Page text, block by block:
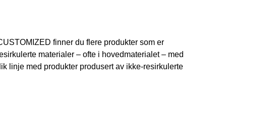
finner du flere produkter som er
materialer – ofte i hovedmaterialet – med
linje med produkter produsert av ikke-resirkulerte